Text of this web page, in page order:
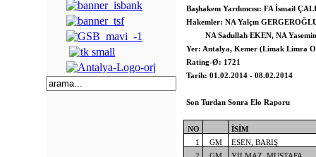
Başhakem Yardımcısı: FA İsmail
Hakemler: NA Yalçın
NA Sadullah EKEN, NA
Yer: Antalya, Kemer (Limak Limra
Rating-Ø: 1721
Tarih: 01.02.2014 - 08.02.2014
Son Turdan Sonra Elo Raporu
NO
İSİM
1
GM
ESEN, BARIŞ